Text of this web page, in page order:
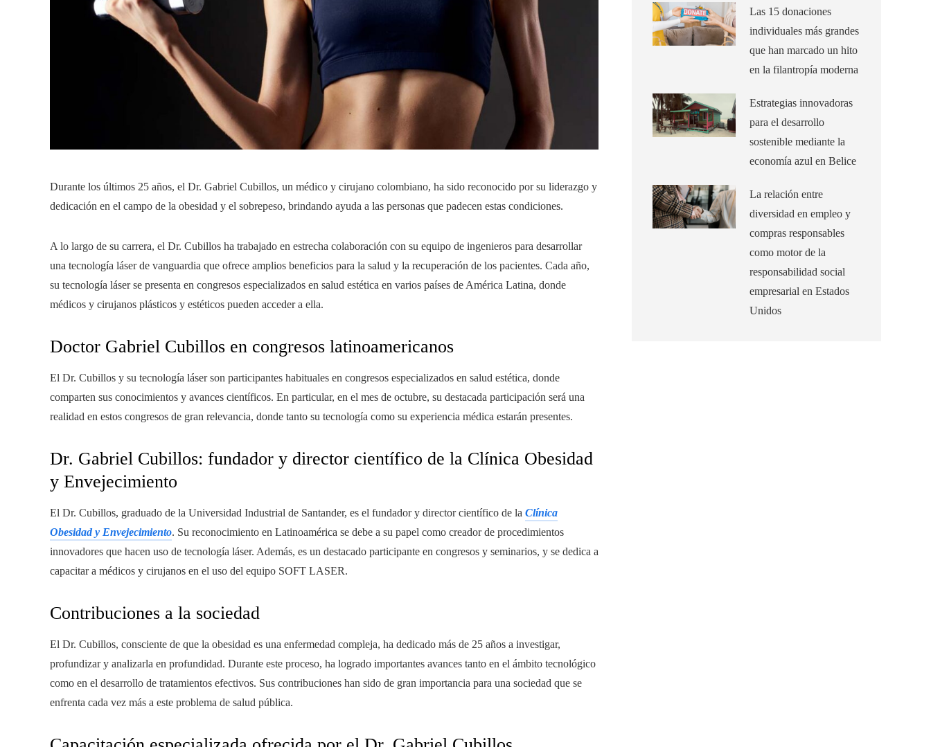
Durante los últimos 25 años, el Dr. Gabriel Cubillos, un médico y cirujano colombiano, ha sido reconocido por su liderazgo y
dedicación en el campo de la obesidad y el sobrepeso, brindando ayuda a las personas que padecen estas condiciones.
A lo largo de su carrera, el Dr. Cubillos ha trabajado en estrecha colaboración con su equipo de ingenieros para desarrollar
una tecnología láser de vanguardia que ofrece amplios beneficios para la salud y la recuperación de los pacientes. Cada año,
su tecnología láser se presenta en congresos especializados en salud estética en varios países de América Latina, donde
médicos y cirujanos plásticos y estéticos pueden acceder a ella.
Doctor Gabriel Cubillos en congresos latinoamericanos
El Dr. Cubillos y su tecnología láser son participantes habituales en congresos especializados en salud estética, donde
comparten sus conocimientos y avances científicos. En particular, en el mes de octubre, su destacada participación será una
realidad en estos congresos de gran relevancia, donde tanto su tecnología como su experiencia médica estarán presentes.
Dr. Gabriel Cubillos: fundador y director científico de la Clínica Obesidad
y Envejecimiento
El Dr. Cubillos, graduado de la Universidad Industrial de Santander, es el fundador y director científico de la Clínica
Obesidad y Envejecimiento. Su reconocimiento en Latinoamérica se debe a su papel como creador de procedimientos
innovadores que hacen uso de tecnología láser. Además, es un destacado participante en congresos y seminarios, y se dedica a
capacitar a médicos y cirujanos en el uso del equipo SOFT LASER.
Contribuciones a la sociedad
El Dr. Cubillos, consciente de que la obesidad es una enfermedad compleja, ha dedicado más de 25 años a investigar,
profundizar y analizarla en profundidad. Durante este proceso, ha logrado importantes avances tanto en el ámbito tecnológico
como en el desarrollo de tratamientos efectivos. Sus contribuciones han sido de gran importancia para una sociedad que se
enfrenta cada vez más a este problema de salud pública.
Las 15 donaciones
individuales más grandes
que han marcado un hito
en la filantropía moderna
Estrategias innovadoras
para el desarrollo
sostenible mediante la
economía azul en Belice
La relación entre
diversidad en empleo y
compras responsables
como motor de la
responsabilidad social
empresarial en Estados
Unidos